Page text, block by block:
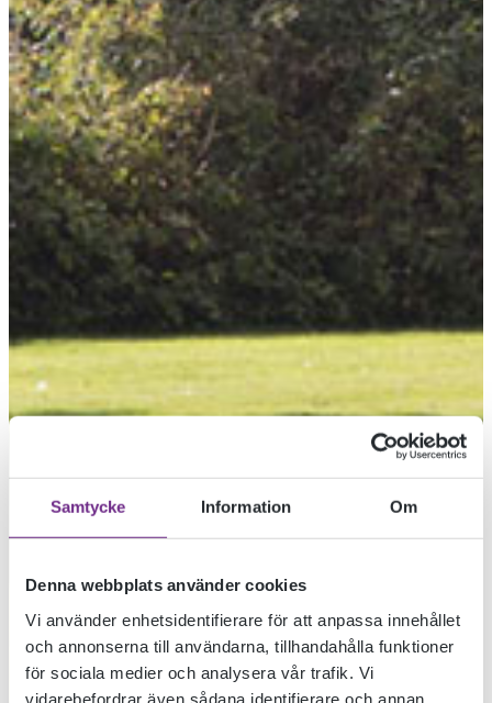
Samtycke Information Om
Denna webbplats använder cookies
Vi använder enhetsidentifierare för att anpassa innehållet
och annonserna till användarna, tillhandahålla funktioner
för sociala medier och analysera vår trafik. Vi
vidarebefordrar även sådana identifierare och annan